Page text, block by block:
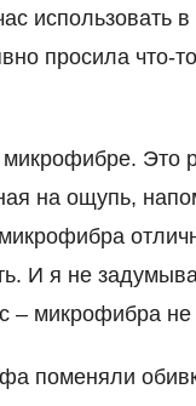
использовать
просила что-
микрофибре. Это
на ощупь,
И я не
микрофибра не
поменяли